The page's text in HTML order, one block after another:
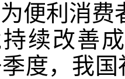
便利消费
续改善
度，我